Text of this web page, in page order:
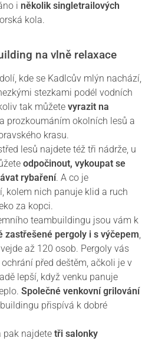
i několik singletrailových
kola.
na vlně relaxace
kde se Kadlcův mlýn nachází,
stezkami podél vodních
tak můžete vyrazit na
prozkoumáním okolních lesů a
krasu.
lesů najdete též tři nádrže, u
odpočinout, vykoupat se
rybaření. A co je
kolem nich panuje klid a ruch
za kopci.
teambuildingu jsou vám k
zastřešené pergoly i s výčepem,
až 120 osob. Pergoly vás
před deštěm, ačkoli je v
lepší, když venku panuje
Společné venkovní grilování
přispívá k dobré
pak najdete tři salonky